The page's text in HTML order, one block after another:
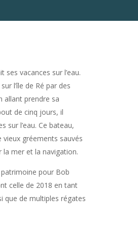
vacances sur l’eau.
l’île de Ré par des
allant prendre sa
de cinq jours, il
sur l’eau. Ce bateau,
vieux gréements sauvés
mer et la navigation.
patrimoine pour Bob
celle de 2018 en tant
que de multiples régates